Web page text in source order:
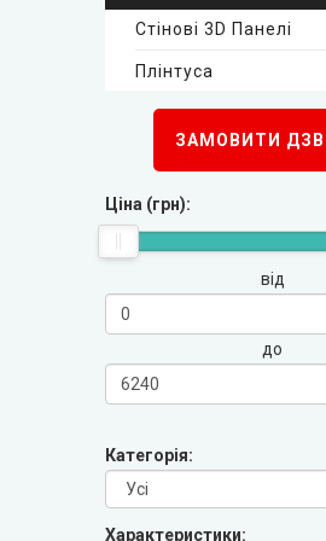
New Style (Новий Стиль)
KORFAD (Корфад)
Korfad Express (Корфад
Korfad Excellence (фарба)
Terminus (Термінус)
LEADOR (Леадор)
Стінові 3D Панелі
Плінтуса
ЗАМОВИТИ
Ціна (грн):
від
до
Категорія:
Характеристики: